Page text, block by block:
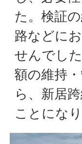
た。検証
路などに
せんでし
額の維持
ら、新居
ことにな